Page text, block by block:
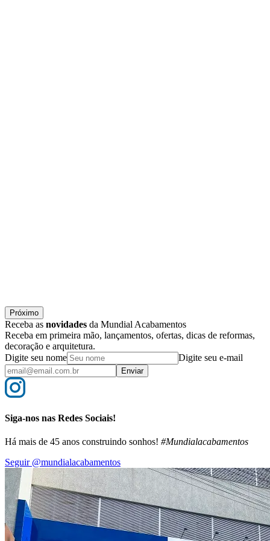
Próximo
Receba as novidades da Mundial Acabamentos
Receba em primeira mão, lançamentos, ofertas, dicas de reformas,
decoração e arquitetura.
Digite seu nome
Digite seu e-mail
Enviar
Siga-nos nas Redes Sociais!
Há mais de 45 anos construindo sonhos! #Mundialacabamentos
Seguir @mundialacabamentos